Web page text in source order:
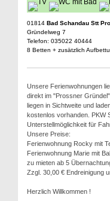
01814 Bad Schandau Stt
Gründelweg 7
Telefon: 035022 40444
8 Betten + zusätzlich
Unsere Ferienwohnungen
direkt im "Prossner
liegen in Sichtweite und
kostenlos vorhanden. PKW
Unterstellmöglichkeit für
Unsere Preise:
Ferienwohnung Rocky mit
Ferienwohnung Marie mit
zu mieten ab 5
Zzgl. 30,00 € Endreinigung
Herzlich Willkommen !